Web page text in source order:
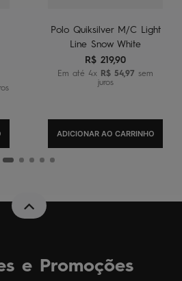
Polo Quiksilver M/C Light
Line Snow White
R$ 219,90
Em até 4x R$ 5497 sem
juros
ADICIONAR AO CARRINHO
e Promoções